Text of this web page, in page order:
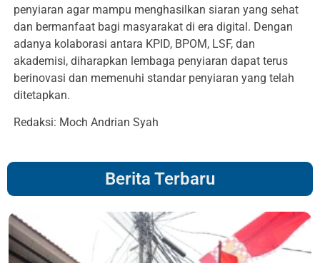
penyiaran agar mampu menghasilkan siaran yang sehat
dan bermanfaat bagi masyarakat di era digital. Dengan
adanya kolaborasi antara KPID, BPOM, LSF, dan
akademisi, diharapkan lembaga penyiaran dapat terus
berinovasi dan memenuhi standar penyiaran yang telah
ditetapkan.
Redaksi: Moch Andrian Syah
Berita Terbaru